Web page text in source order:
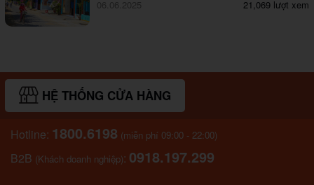
06.06.2025 21,069 lượt xem
HỆ THỐNG CỬA HÀNG
Hotline: 1800.6198 (miễn phí 09:00 - 22:00)
B2B (Khách doanh nghiệp): 0918.197.299